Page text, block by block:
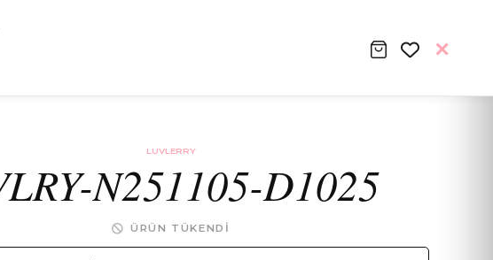
olun.
LUVLERRY
N251105-D1025
ÜRÜN TÜKENDI